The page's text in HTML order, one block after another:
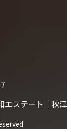
ステート｜秋